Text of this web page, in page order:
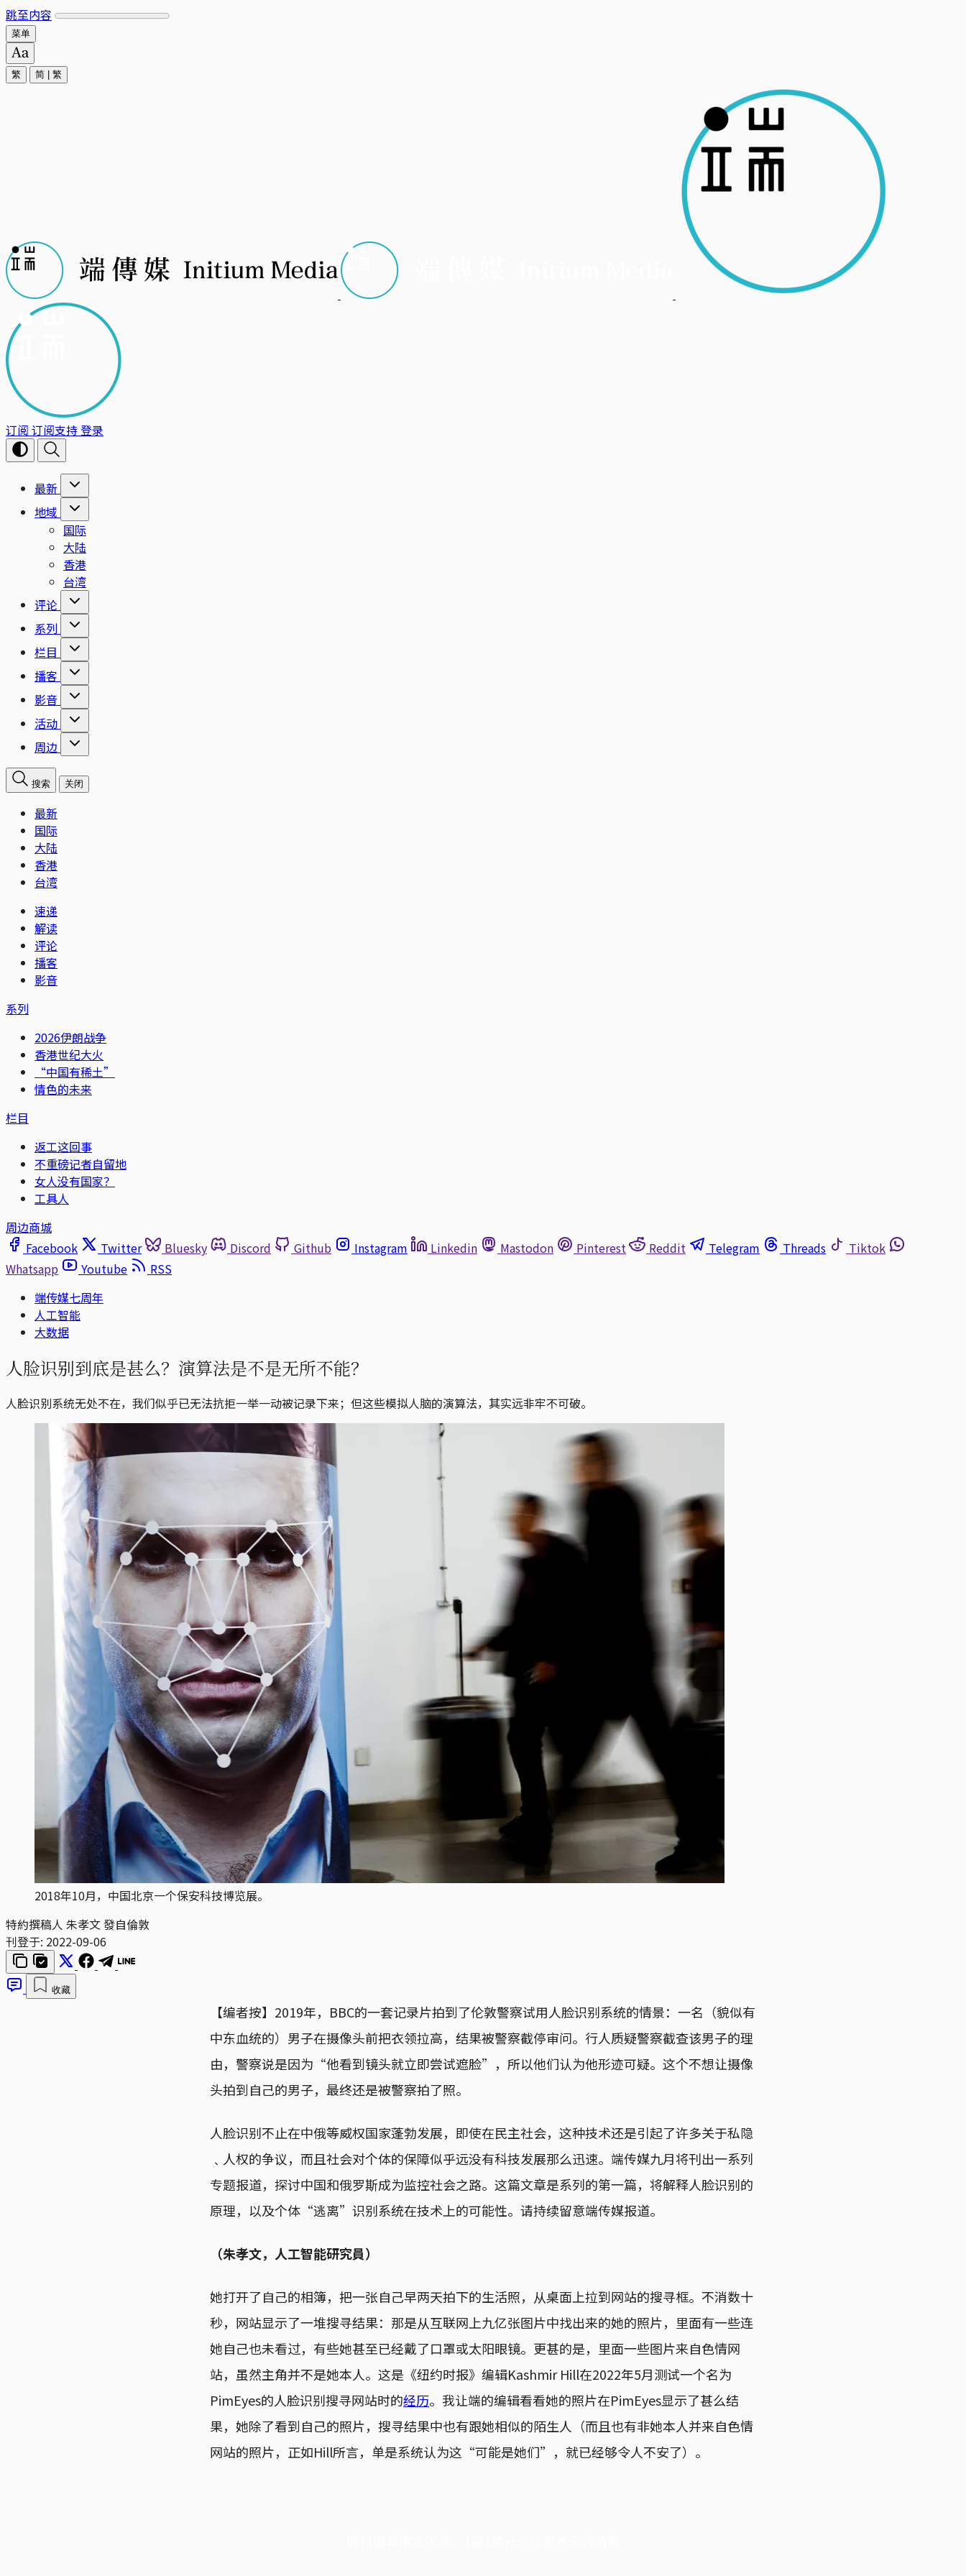
跳至内容
菜单
繁 简 繁
订阅 订阅支持登录
最新
地域
国际
大陆
香港
台湾
评论
系列
栏目
播客
影音
活动
周边
搜索 关闭
最新
国际
大陆
香港
台湾
速递
解读
评论
播客
影音
系列
2026伊朗战争
香港世纪大火
“中国有稀土”
情色的未来
栏目
返工这回事
不重磅记者自留地
女人没有国家？
工具人
周边商城
Facebook
Twitter Bluesky Discord Github Instagram Linkedin Mastodon Pinterest Reddit Telegram Threads
Tiktok
Whatsapp
Youtube
RSS
端传媒七周年
人工智能
大数据
人脸识别到底是甚么？演算法是不是无所不能？
人脸识别系统无处不在，我们似乎已无法抗拒一举一动被记录下来；但这些模拟人脑的演算法，其实远非牢不可破。
2018年10月，中国北京一个保安科技博览展。
特約撰稿人 朱孝文 發自倫敦
刊登于: 2022-09-06
收藏
【编者按】2019年，BBC的一套记录片拍到了伦敦警察试用人脸识别系统的情景：一名（貌似有
中东血统的）男子在摄像头前把衣领拉高，结果被警察截停审问。行人质疑警察截查该男子的理
由，警察说是因为“他看到镜头就立即尝试遮脸”，所以他们认为他形迹可疑。这个不想让摄像
头拍到自己的男子，最终还是被警察拍了照。
人脸识别不止在中俄等威权国家蓬勃发展，即使在民主社会，这种技术还是引起了许多关于私隐
﹑人权的争议，而且社会对个体的保障似乎远没有科技发展那么迅速。端传媒九月将刊出一系列
专题报道，探讨中国和俄罗斯成为监控社会之路。这篇文章是系列的第一篇，将解释人脸识别的
原理，以及个体“逃离”识别系统在技术上的可能性。请持续留意端传媒报道。
（朱孝文，人工智能研究員）
她打开了自己的相簿，把一张自己早两天拍下的生活照，从桌面上拉到网站的搜寻框。不消数十
秒，网站显示了一堆搜寻结果：那是从互联网上九亿张图片中找出来的她的照片，里面有一些连
她自己也未看过，有些她甚至已经戴了口罩或太阳眼镜。更甚的是，里面一些图片来自色情网
站，虽然主角并不是她本人。这是《纽约时报》编辑Kashmir Hill在2022年5月测试一个名为
PimEyes的人脸识别搜寻网站时的经历。我让端的编辑看看她的照片在PimEyes显示了甚么结
果，她除了看到自己的照片，搜寻结果中也有跟她相似的陌生人（而且也有非她本人并来自色情
网站的照片，正如Hill所言，单是系统认为这“可能是她们”，就已经够令人不安了）。